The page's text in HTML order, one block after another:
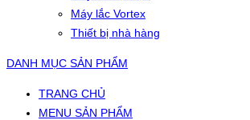
Máy lắc Vortex
Thiết bị nhà hàng
DANH MỤC SẢN PHẨM
TRANG CHỦ
MENU SẢN PHẨM